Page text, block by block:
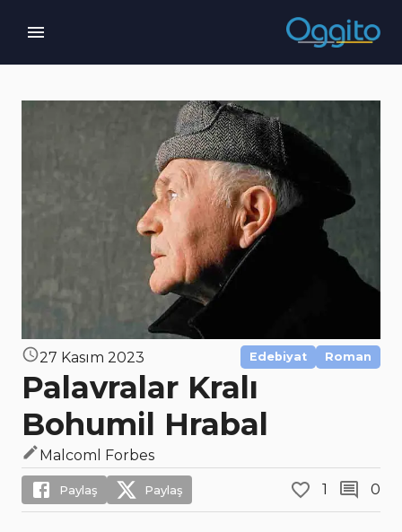
27 Kasım 2023 Edebiyat Roman
Palavralar Kralı
Bohumil Hrabal
Malcoml Forbes
Paylaş Paylaş 1 0